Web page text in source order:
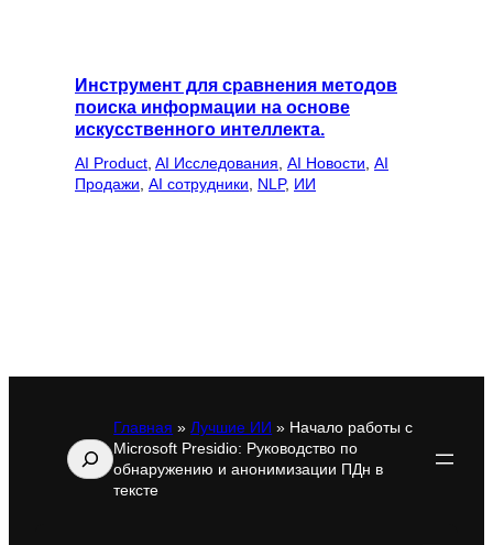
Инструмент для сравнения методов
поиска информации на основе
искусственного интеллекта.
AI Product, AI Исследования, AI Новости, AI
Продажи, AI сотрудники, NLP, ИИ
Поиск
Главная » Лучшие ИИ » Начало работы с
Microsoft Presidio: Руководство по
обнаружению и анонимизации ПДн в
тексте